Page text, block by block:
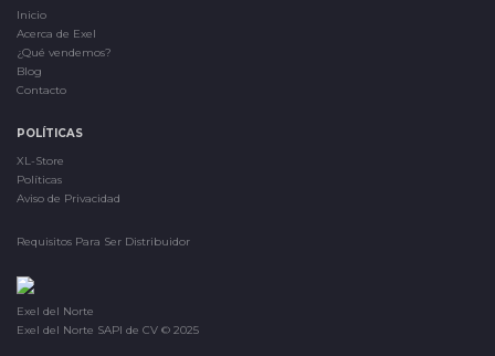
Inicio
Acerca de Exel
¿Qué vendemos?
Blog
Contacto
POLÍTICAS
XL-Store
Políticas
Aviso de Privacidad
Requisitos Para Ser Distribuidor
Exel del Norte
Exel del Norte SAPI de CV © 2025